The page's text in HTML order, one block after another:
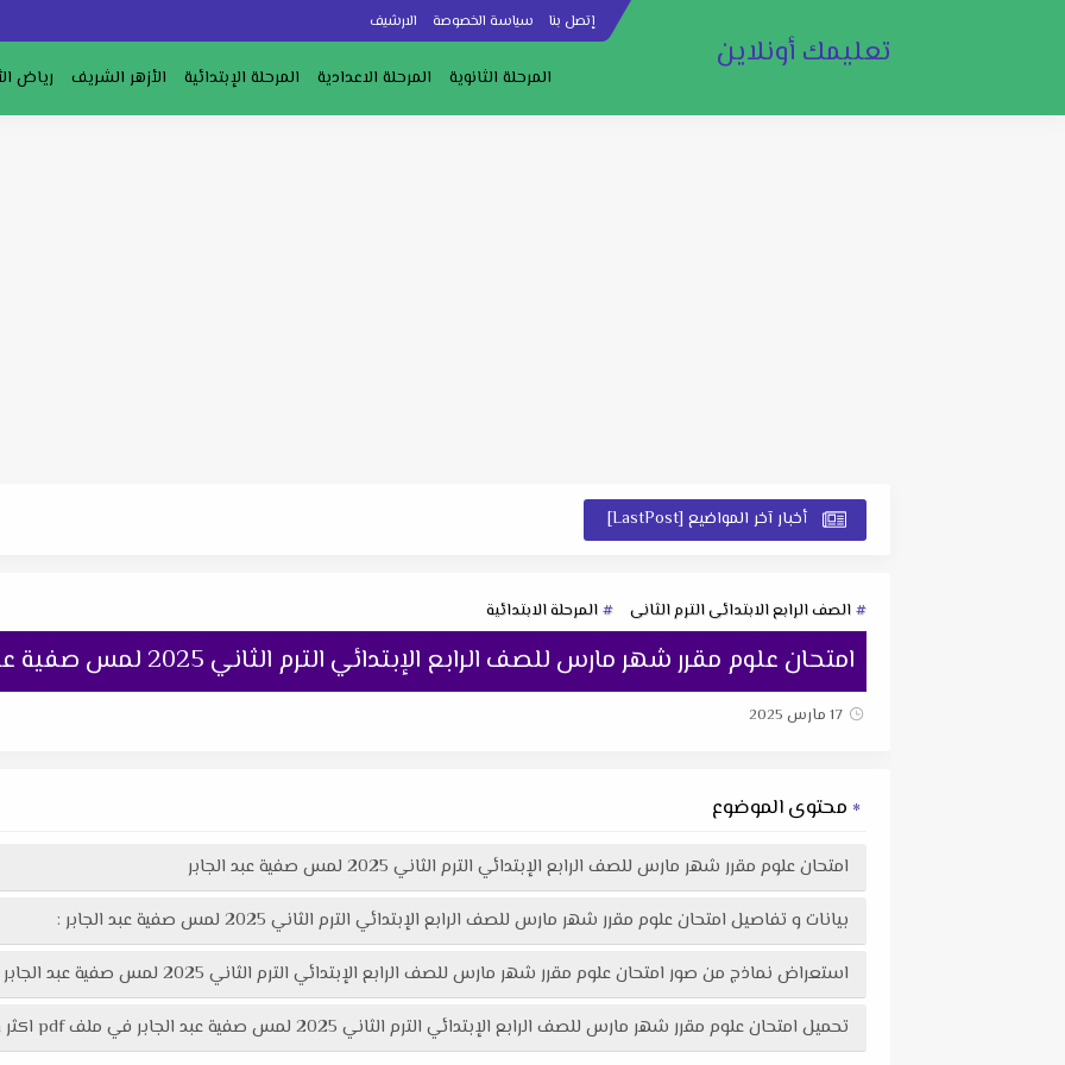
إتصل بنا سياسة الخصوصة الارشيف
تعليمك أونلاين
المرحلة الثانوية المرحلة الاعدادية المرحلة الإبتدائية الأزهر الشريف رياض
أخبار آخر المواضيع [LastPost]
الصف الرابع الابتدائى الترم الثانى المرحلة الابتدائية
امتحان علوم مقرر شهر مارس للصف الرابع الإبتدائي الترم الثاني 2025 لمس صفية عبد الجابر
17 مارس 2025
محتوى الموضوع
امتحان علوم مقرر شهر مارس للصف الرابع الإبتدائي الترم الثاني 2025 لمس صفية عبد الجابر
بيانات و تفاصيل امتحان علوم مقرر شهر مارس للصف الرابع الإبتدائي الترم الثاني 2025 لمس صفية عبد الجابر :
استعراض نماذج من صور امتحان علوم مقرر شهر مارس للصف الرابع الإبتدائي الترم الثاني 2025 لمس صفية عبد الجابر هنا عبر موقعنا "تعليمك أونلاين"
تحميل امتحان علوم مقرر شهر مارس للصف الرابع الإبتدائي الترم الثاني 2025 لمس صفية عبد الجابر في ملف pdf اكثر وضوحاً جاهز للطباعة عبر الرابط التالي :